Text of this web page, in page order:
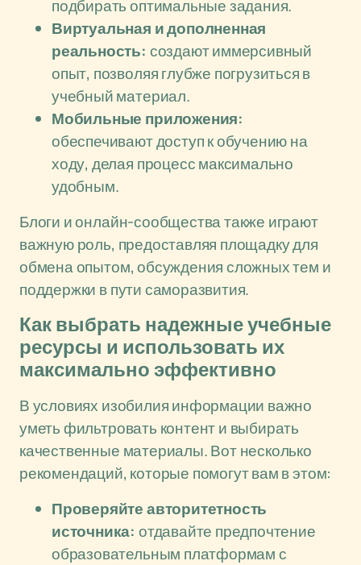
подбирать оптимальные задания.
Виртуальная и дополненная
реальность: создают иммерсивный
опыт, позволяя глубже погрузиться в
учебный материал.
Мобильные приложения:
обеспечивают доступ к обучению на
ходу, делая процесс максимально
удобным.
Блоги и онлайн-сообщества также играют
важную роль, предоставляя площадку для
обмена опытом, обсуждения сложных тем и
поддержки в пути саморазвития.
Как выбрать надежные учебные
ресурсы и использовать их
максимально эффективно
В условиях изобилия информации важно
уметь фильтровать контент и выбирать
качественные материалы. Вот несколько
рекомендаций, которые помогут вам в этом:
Проверяйте авторитетность
источника: отдавайте предпочтение
образовательным платформам с